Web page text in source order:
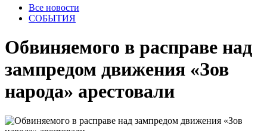
Все новости
СОБЫТИЯ
Обвиняемого в расправе над
зампредом движения «Зов
народа» арестовали